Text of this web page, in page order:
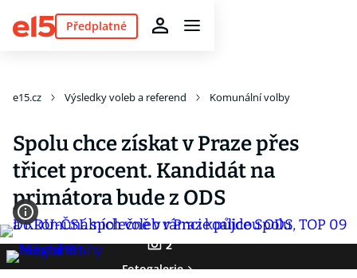
Předplatné
e15.cz Výsledky voleb a referend Komunální volby
Spolu chce získat v Praze přes
třicet procent. Kandidát na
primátora bude z ODS
2
Fotogalerie